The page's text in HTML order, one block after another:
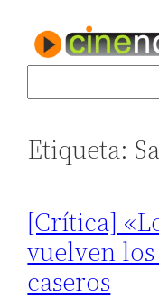
contenido
Etiqueta:
[Crítica]
vuelven
caseros